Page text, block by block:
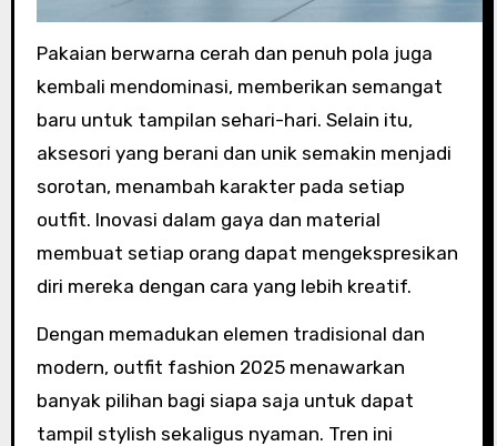
Pakaian berwarna cerah dan penuh pola juga
kembali mendominasi, memberikan semangat
baru untuk tampilan sehari-hari. Selain itu,
aksesori yang berani dan unik semakin menjadi
sorotan, menambah karakter pada setiap
outfit. Inovasi dalam gaya dan material
membuat setiap orang dapat mengekspresikan
diri mereka dengan cara yang lebih kreatif.
Dengan memadukan elemen tradisional dan
modern, outfit fashion 2025 menawarkan
banyak pilihan bagi siapa saja untuk dapat
tampil stylish sekaligus nyaman. Tren ini